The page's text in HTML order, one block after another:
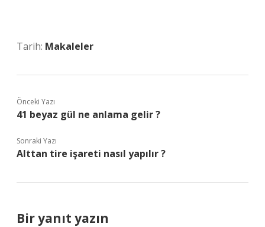
Tarih: Makaleler
Önceki Yazı
41 beyaz gül ne anlama gelir ?
Sonraki Yazı
Alttan tire işareti nasıl yapılır ?
Bir yanıt yazın